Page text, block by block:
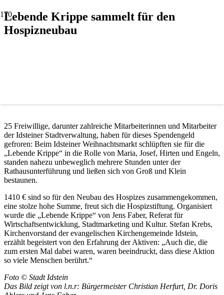
Lebende Krippe sammelt für den
Hospizneubau
25 Freiwillige, darunter zahlreiche Mitarbeiterinnen und Mitarbeiter
der Idsteiner Stadtverwaltung, haben für dieses Spendengeld
gefroren: Beim Idsteiner Weihnachtsmarkt schlüpften sie für die
„Lebende Krippe“ in die Rolle von Maria, Josef, Hirten und Engeln,
standen nahezu unbeweglich mehrere Stunden unter der
Rathausunterführung und ließen sich von Groß und Klein
bestaunen.
1410 € sind so für den Neubau des Hospizes zusammengekommen,
eine stolze hohe Summe, freut sich die Hospizstiftung. Organisiert
wurde die „Lebende Krippe“ von Jens Faber, Referat für
Wirtschaftsentwicklung, Stadtmarketing und Kultur. Stefan Krebs,
Kirchenvorstand der evangelischen Kirchengemeinde Idstein,
erzählt begeistert von den Erfahrung der Aktiven: „Auch die, die
zum ersten Mal dabei waren, waren beeindruckt, dass diese Aktion
so viele Menschen berührt.“
Foto © Stadt Idstein
Das Bild zeigt von l.n.r: Bürgermeister Christian Herfurt, Dr. Doris